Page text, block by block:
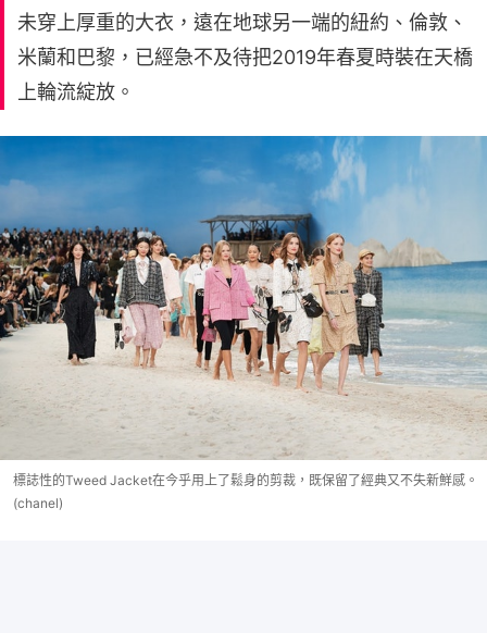
未穿上厚重的大衣，遠在地球另一端的紐約、倫敦、
米蘭和巴黎，已經急不及待把2019年春夏時裝在天橋
上輪流綻放。
標誌性的Tweed Jacket在今乎用上了鬆身的剪裁，既保留了經典又不失新鮮感。
(chanel)